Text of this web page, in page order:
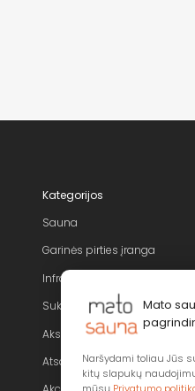
Kategorijos
Sauna
Garinės pirties įranga
Infra pirtis
Sukūrinės vonios
Aksesuarai pirčiai
Atsarginės dalys
Mato
Naršydami toliau Jūs
kitų slapukų